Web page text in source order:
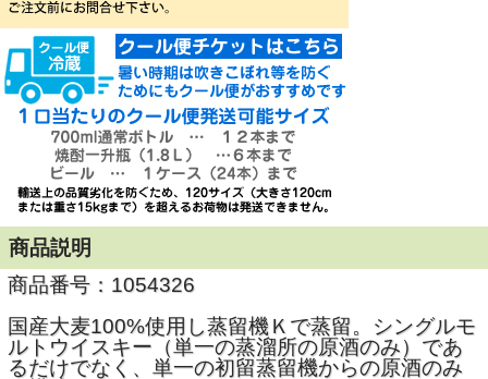
商品説明
商品番号：1054326
国産大麦100%使用し蒸留機Ｋで蒸留。シングルモ
ルトウイスキー（単一の蒸溜所の原酒のみ）であ
るだけでなく、単一の初留蒸留機からの原酒のみ